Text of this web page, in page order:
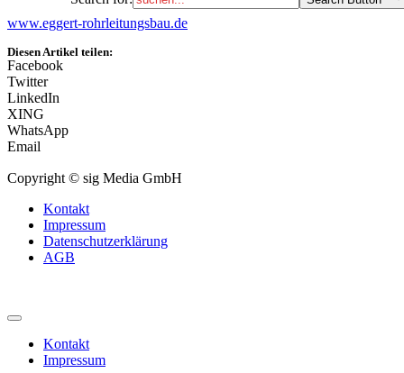
www.eggert-rohrleitungsbau.de
Diesen Artikel teilen:
Facebook
Twitter
LinkedIn
XING
WhatsApp
Email
Copyright © sig Media GmbH
Kontakt
Impressum
Datenschutzerklärung
AGB
Kontakt
Impressum